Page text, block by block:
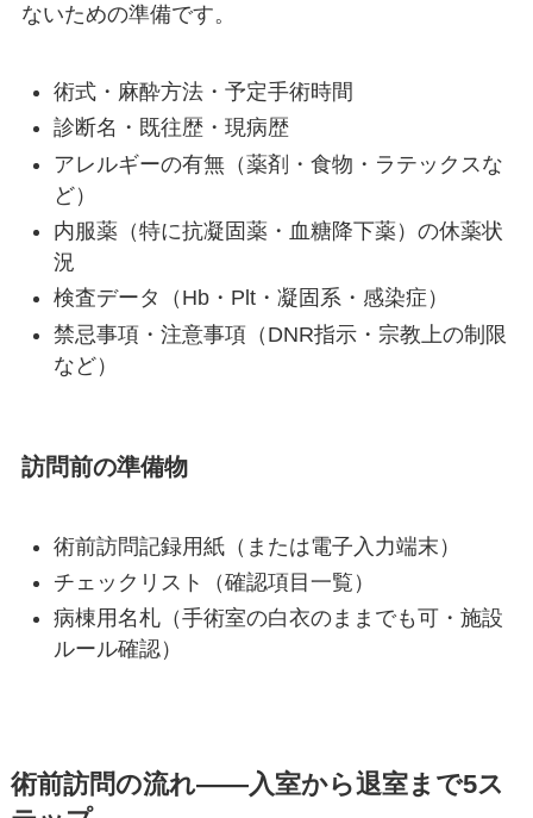
ないための準備です。
術式・麻酔方法・予定手術時間
診断名・既往歴・現病歴
アレルギーの有無（薬剤・食物・ラテックスな
ど）
内服薬（特に抗凝固薬・血糖降下薬）の休薬状
況
検査データ（Hb・Plt・凝固系・感染症）
禁忌事項・注意事項（DNR指示・宗教上の制限
など）
訪問前の準備物
術前訪問記録用紙（または電子入力端末）
チェックリスト（確認項目一覧）
病棟用名札（手術室の白衣のままでも可・施設
ルール確認）
術前訪問の流れ——入室から退室まで5ス